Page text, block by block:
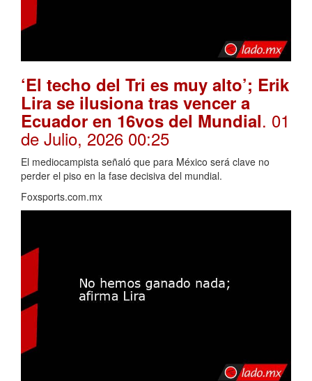
‘El techo del Tri es muy alto’; Erik
Lira se ilusiona tras vencer a
Ecuador en 16vos del Mundial. 01
de Julio, 2026 00:25
El mediocampista señaló que para México será clave no
perder el piso en la fase decisiva del mundial.
Foxsports.com.mx